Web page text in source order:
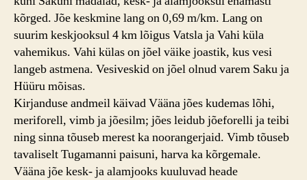
kõrged. Jõe keskmine lang on 0,69 m/km. Lang on
suurim keskjooksul 4 km lõigus Vatsla ja Vahi küla
vahemikus. Vahi külas on jõel väike joastik, kus vesi
langeb astmena. Vesiveskid on jõel olnud varem Saku ja
Hüüru mõisas.
Kirjanduse andmeil käivad Vääna jões kudemas lõhi,
meriforell, vimb ja jõesilm; jões leidub jõeforelli ja teibi
ning sinna tõuseb merest ka noorangerjaid. Vimb tõuseb
tavaliselt Tugamanni paisuni, harva ka kõrgemale.
Vääna jõe kesk- ja alamjooks kuuluvad heade